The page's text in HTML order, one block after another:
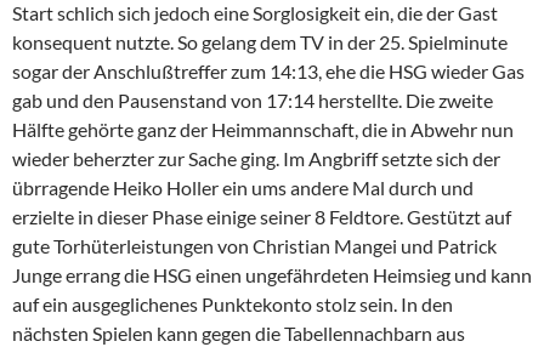
Start schlich sich jedoch eine Sorglosigkeit ein, die der Gast
konsequent nutzte. So gelang dem TV in der 25. Spielminute
sogar der Anschlußtreffer zum 14:13, ehe die HSG wieder Gas
gab und den Pausenstand von 17:14 herstellte. Die zweite
Hälfte gehörte ganz der Heimmannschaft, die in Abwehr nun
wieder beherzter zur Sache ging. Im Angbriff setzte sich der
übrragende Heiko Holler ein ums andere Mal durch und
erzielte in dieser Phase einige seiner 8 Feldtore. Gestützt auf
gute Torhüterleistungen von Christian Mangei und Patrick
Junge errang die HSG einen ungefährdeten Heimsieg und kann
auf ein ausgeglichenes Punktekonto stolz sein. In den
nächsten Spielen kann gegen die Tabellennachbarn aus